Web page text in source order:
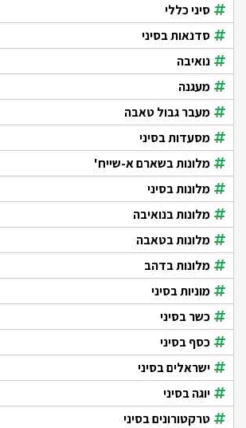
סיני כללי
סדנאות בסיני
נואיבה
מעגנה
מעבר גבול טאבה
מסעדות בסיני
מלונות בשארם א-שייח'
מלונות בסיני
מלונות בנואיבה
מלונות בטאבה
מלונות בדהב
מוניות בסיני
כשר בסיני
כסף בסיני
ישראלים בסיני
יוגה בסיני
טרקטורונים בסיני